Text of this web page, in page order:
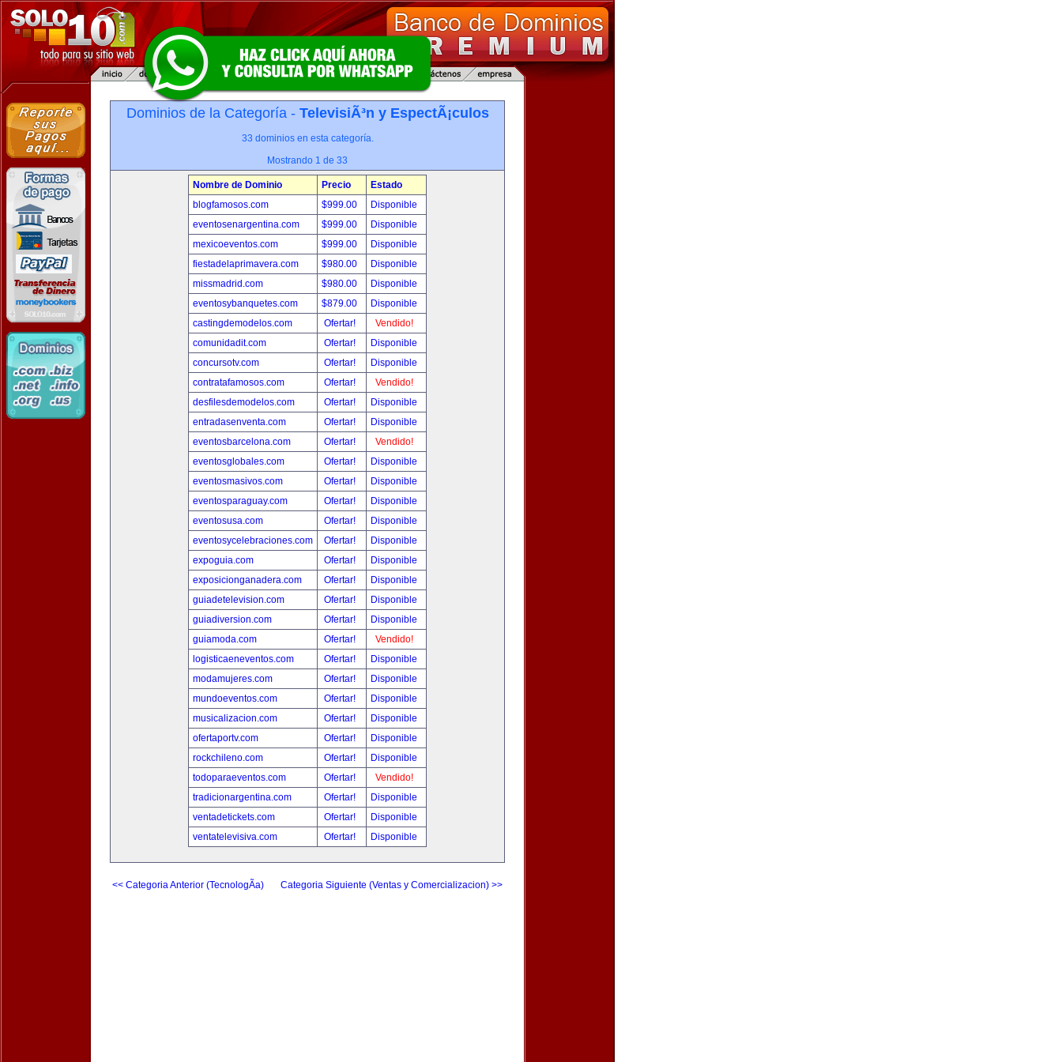
Dominios de la Categoría - TelevisiÃ³n y EspectÃ¡culos
33 dominios en esta categoría.
Mostrando 1 de 33
Nombre de Dominio Precio
Estado
blogfamosos.com
$999.00
Disponible
eventosenargentina.com
$999.00
Disponible
mexicoeventos.com
$999.00
Disponible
fiestadelaprimavera.com
$980.00
Disponible
missmadrid.com
$980.00
Disponible
eventosybanquetes.com
$879.00
Disponible
castingdemodelos.com
Ofertar!
Vendido!
comunidadit.com
Ofertar!
Disponible
concursotv.com
Ofertar!
Disponible
contratafamosos.com
Ofertar!
Vendido!
desfilesdemodelos.com
Ofertar!
Disponible
entradasenventa.com
Ofertar!
Disponible
eventosbarcelona.com
Ofertar!
Vendido!
eventosglobales.com
Ofertar!
Disponible
eventosmasivos.com
Ofertar!
Disponible
eventosparaguay.com
Ofertar!
Disponible
eventosusa.com
Ofertar!
Disponible
eventosycelebraciones.com
Ofertar!
Disponible
expoguia.com
Ofertar!
Disponible
exposicionganadera.com
Ofertar!
Disponible
guiadetelevision.com
Ofertar!
Disponible
guiadiversion.com
Ofertar!
Disponible
guiamoda.com
Ofertar!
Vendido!
logisticaeneventos.com
Ofertar!
Disponible
modamujeres.com
Ofertar!
Disponible
mundoeventos.com
Ofertar!
Disponible
musicalizacion.com
Ofertar!
Disponible
ofertaportv.com
Ofertar!
Disponible
rockchileno.com
Ofertar!
Disponible
todoparaeventos.com
Ofertar!
Vendido!
tradicionargentina.com
Ofertar!
Disponible
ventadetickets.com
Ofertar!
Disponible
ventatelevisiva.com
Ofertar! Disponible
<< Categoria Anterior (TecnologÃ­a) Categoria Siguiente (Ventas y Comercializacion) >>